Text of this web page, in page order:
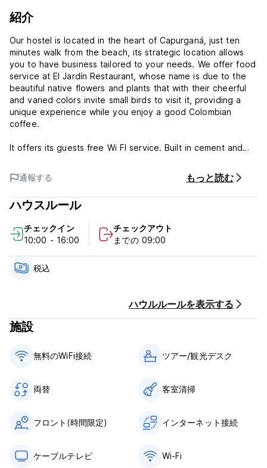
紹介
Our hostel is located in the heart of Capurganá, just ten
minutes walk from the beach, its strategic location allows
you to have business tailored to your needs. We offer food
service at El Jardín Restaurant, whose name is due to the
beautiful native flowers and plants that with their cheerful
and varied colors invite small birds to visit it, providing a
unique experience while you enjoy a good Colombian
coffee.
It offers its guests free Wi FI service. Built in cement and
to accommodate from couples to groups of families/friends
of up to six (6) people, all rooms have private bathrooms,
large windows protected with angeo and fan, which that
guarantees freshness inside them.
Hostal Capurgana Policy and Condition:
Cancellation Policy: 3 days before arrival.In case of a late
cancellation or No Show, you will be charged the first night
payments with debit or credit card at the hostel, have an
additional cost of 8% for bank charges)
Breakfast is included
Reception from 08.30 to 14.30
通報する もっと読む
ハウスルール
チェックイン
10:00 - 16:00
チェックアウト
までの 09:00
税込
ハウルルールを表示する
施設
無料のWiFi接続 ツアー/観光デスク
両替 客室清掃
フロント(時間限定) インターネット接続
ケーブルテレビ Wi-Fi